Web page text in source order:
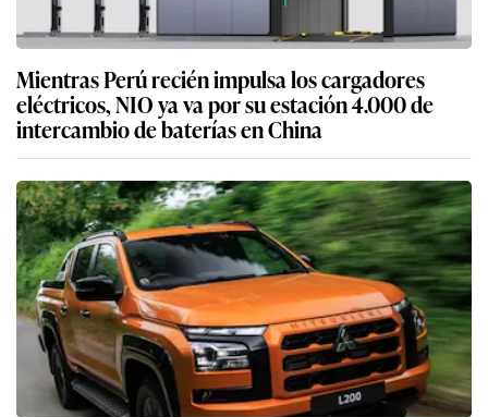
Mientras Perú recién impulsa los cargadores
eléctricos, NIO ya va por su estación 4.000 de
intercambio de baterías en China